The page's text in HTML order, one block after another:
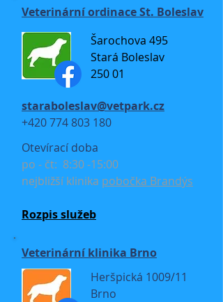
Veterinární ordinace St. Boleslav
Šarochova 495
Stará Boleslav
250 01
staraboleslav@vetpark.cz
+420 774 803 180
Otevírací doba
po - čt: 8:30 -15:00
nejbližší klinika pobočka Brandýs
Rozpis služeb
Veterinární klinika Brno
Heršpická 1009/11
Brno